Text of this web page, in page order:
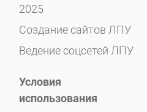
2025
Создание сайтов ЛПУ
Ведение соцсетей ЛПУ
Условия
использования